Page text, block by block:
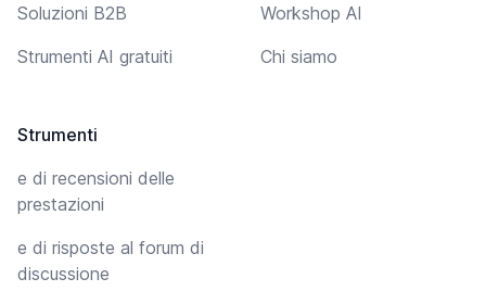
Soluzioni B2B
Strumenti AI gratuiti
Strumenti
e di recensioni delle
prestazioni
e di risposte al forum di
discussione
Workshop AI
Chi siamo